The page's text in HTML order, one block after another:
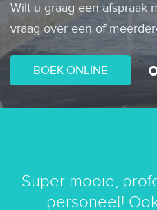
Wilt u graag een afspraak
vraag over een of
BOEK ONLINE
Super mooie,
personeel!